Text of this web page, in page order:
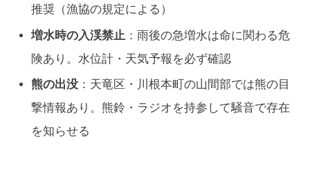
推奨（漁協の規定による）
増水時の入渓禁止 ：雨後の急増水は命に関わる危
険あり。水位計・天気予報を必ず確認
熊の出没 ：天竜区・川根本町の山間部では熊の目
撃情報あり。熊鈴・ラジオを持参して騒音で存在
を知らせる